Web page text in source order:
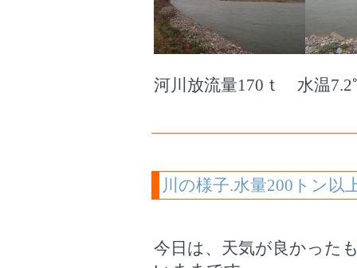
河川放流量170ｔ 水温
川の様子.水量200トン以
今日は、天気が良かった